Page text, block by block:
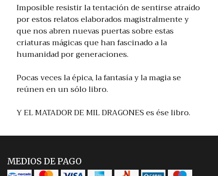
Imposible resistir la tentación de sentirse atraído
por estos relatos elaborados magistralmente y
que nos abren nuevas puertas sobre estas
criaturas mágicas que han fascinado a la
humanidad por generaciones.
Pocas veces la épica, la fantasía y la magia se
reúnen en un sólo libro.
Y EL MATADOR DE MIL DRAGONES es ése libro.
MEDIOS DE PAGO